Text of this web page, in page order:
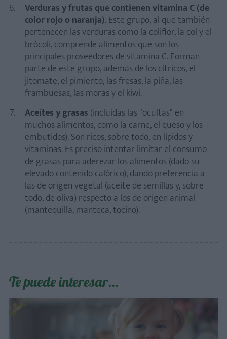
Verduras y frutas que contienen vitamina C (de
color rojo o naranja). Este grupo, al que también
pertenecen las verduras como la coliflor, la col y el
brócoli, comprende alimentos que son los
principales proveedores de vitamina C. Forman
parte de este grupo, además de los cítricos, el
jitomate, el pimiento, las fresas, la piña, las
frambuesas, las moras y el kiwi.
Aceites y grasas (incluidas las "ocultas" en
muchos alimentos, como la carne, el queso y los
embutidos). Son ricos, sobre todo, en lípidos y
vitaminas. Es preciso intentar limitar el consumo
de grasas para aderezar los alimentos (dado su
elevado contenido calórico), dando preferencia a
las de origen vegetal (aceite de semillas y, sobre
todo, de oliva) respecto a los de origen animal
(mantequilla, manteca, tocino).
Te puede interesar…